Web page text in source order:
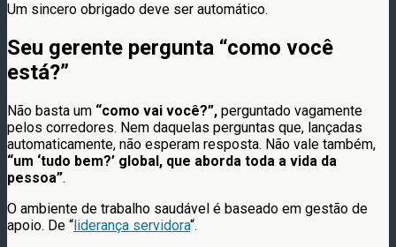
Um sincero obrigado deve ser automático.
Seu gerente pergunta “como você
está?”
Não basta um “como vai você?”, perguntado vagamente
pelos corredores. Nem daquelas perguntas que, lançadas
automaticamente, não esperam resposta. Não vale também,
“um ‘tudo bem?’ global, que aborda toda a vida da
pessoa”.
O ambiente de trabalho saudável é baseado em gestão de
apoio. De “ liderança servidora“.